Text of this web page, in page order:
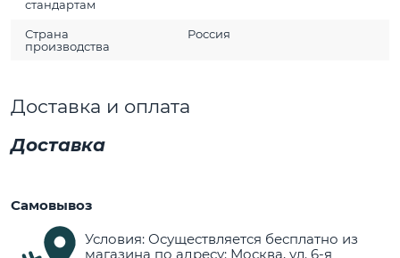
стандартам
Страна
производства
Россия
Доставка и оплата
Доставка
Самовывоз
Условия: Осуществляется бесплатно из
магазина по адресу: Москва, ул. 6-я